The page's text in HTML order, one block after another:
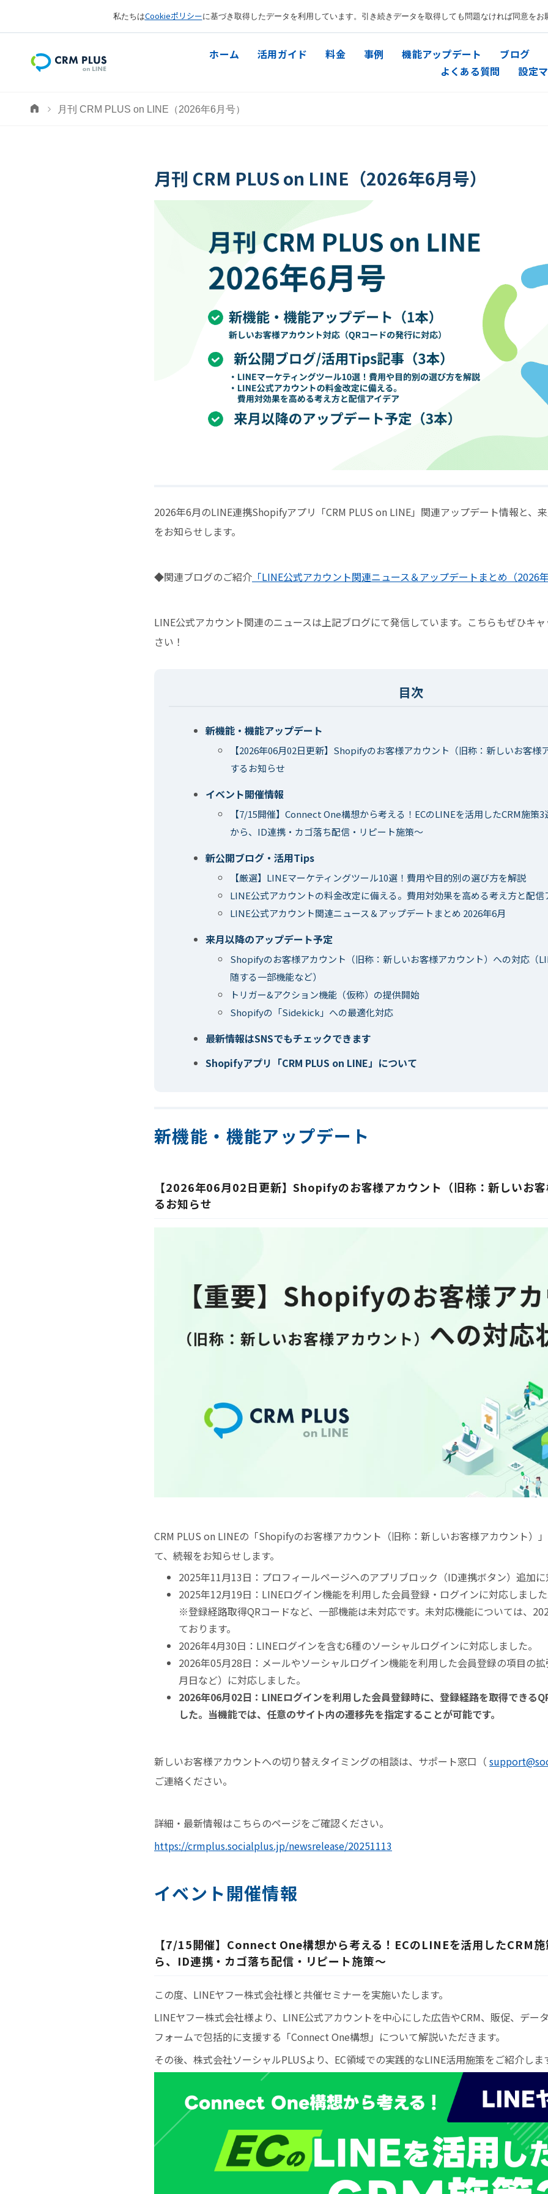
私たちはCookieポリシーに基づき取得したデータを利用しています。引き続きデータを取得しても問題なければ同意をお
ホーム 活用ガイド 料金 事例 機能アップデート ブログ
よくある質問
設定
月刊 CRM PLUS on LINE（2026年6月号）
月刊 CRM PLUS on LINE（2026年6月号）
2026年6月のLINE連携Shopifyアプリ「CRM PLUS on LINE」関連アップデート情報と、
をお知らせします。
◆関連ブログのご紹介 「LINE公式アカウント関連ニュース＆アップデートまとめ（2026年
LINE公式アカウント関連のニュースは上記ブログにて発信しています。こちらもぜひキ
さい！
新機能・機能アップデート
【2026年06月02日更新】Shopifyのお客様アカウント（旧称：新しいお客様
するお知らせ
イベント開催情報
【7/15開催】Connect One構想から考える！ECのLINEを活用したCRM施策
から、ID連携・カゴ落ち配信・リピート施策〜
新公開ブログ・活用Tips
【厳選】LINEマーケティングツール10選！費用や目的別の選び方を解説
LINE公式アカウントの料金改定に備える。費用対効果を高める考え方と配信
LINE公式アカウント関連ニュース＆アップデートまとめ 2026年6月
来月以降のアップデート予定
Shopifyのお客様アカウント（旧称：新しいお客様アカウント）への対応（
随する一部機能など）
トリガー&アクション機能（仮称）の提供開始
Shopifyの「Sidekick」への最適化対応
最新情報はSNSでもチェックできます
Shopifyアプリ「CRM PLUS on LINE」について
新機能・機能アップデート
【2026年06月02日更新】Shopifyのお客様アカウント（旧称：新しいお
るお知らせ
CRM PLUS on LINEの「Shopifyのお客様アカウント（旧称：新しいお客様アカウント）
て、続報をお知らせします。
2025年11月13日：プロフィールページへのアプリブロック（ID連携ボタン）追加に
2025年12月19日：LINEログイン機能を利用した会員登録・ログインに対応しました
※登録経路取得QRコードなど、一部機能は未対応です。未対応機能については、
ております。
2026年4月30日：LINEログインを含む6種のソーシャルログインに対応しました。
2026年05月28日：メールやソーシャルログイン機能を利用した会員登録の項目の
月日など）に対応しました。
2026年06月02日：LINEログインを利用した会員登録時に、登録経路を取得できる
した。当機能では、任意のサイト内の遷移先を指定することが可能です。
新しいお客様アカウントへの切り替えタイミングの相談は、サポート窓口（
ご連絡ください。
詳細・最新情報はこちらのページをご確認ください。
https://crmplus.socialplus.jp/newsrelease/20251113
イベント開催情報
【7/15開催】Connect One構想から考える！ECのLINEを活用したCRM
ら、ID連携・カゴ落ち配信・リピート施策〜
この度、LINEヤフー株式会社様と共催セミナーを実施いたします。
LINEヤフー株式会社様より、LINE公式アカウントを中心にした広告やCRM、販促、デー
フォームで包括的に支援する「Connect One構想」について解説いただきます。
その後、株式会社ソーシャルPLUSより、EC領域での実践的なLINE活用施策をご紹介しま